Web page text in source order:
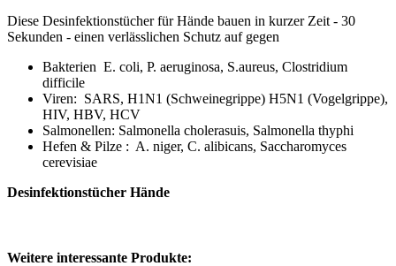
Diese Desinfektionstücher für Hände bauen in kurzer Zeit - 30
Sekunden - einen verlässlichen Schutz auf gegen
Bakterien E. coli, P. aeruginosa, S.aureus, Clostridium
difficile
Viren: SARS, H1N1 (Schweinegrippe) H5N1 (Vogelgrippe),
HIV, HBV, HCV
Salmonellen: Salmonella cholerasuis, Salmonella thyphi
Hefen & Pilze : A. niger, C. alibicans, Saccharomyces
cerevisiae
Desinfektionstücher Hände
Weitere interessante Produkte: